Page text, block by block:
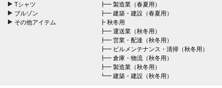
Tシャツ
ブルゾン
その他アイテム
┣━製造業（春夏用）
┣━建築・建設（春夏用）
┣秋冬用
┣━運送業（秋冬用）
┣━営業・配達（秋冬用）
┣━ ビルメンテナンス・清掃（秋冬用）
┣━倉庫・物流（秋冬用）
┣━製造業（秋冬用）
┗━建築・建設（秋冬用）